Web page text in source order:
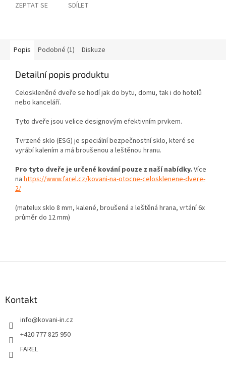
ZEPTAT SE SDÍLET
Popis Podobné (1) Diskuze
Detailní popis produktu
Celoskleněné dveře se hodí jak do bytu, domu, tak i do hotelů
nebo kanceláří.
Tyto dveře jsou velice designovým efektivním prvkem.
Tvrzené sklo (ESG) je speciální bezpečnostní sklo, které se
vyrábí kalením a má broušenou a leštěnou hranu.
Pro tyto dveře je určené kování pouze z naší nabídky. Více
na https://www.farel.cz/kovani-na-otocne-celosklenene-dvere-
2/
(matelux sklo 8 mm, kalené, broušená a leštěná hrana, vrtání 6x
průměr do 12 mm)
Kontakt
info@kovani-in.cz
+420 777 825 950
FAREL